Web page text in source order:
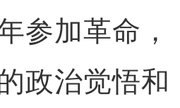
参加革命，
政治觉悟和